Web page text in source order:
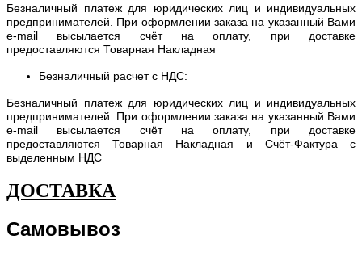
Безналичный платеж для юридических лиц и индивидуальных
предпринимателей. При оформлении заказа на указанный Вами
e-mail высылается счёт на оплату, при доставке
предоставляются Товарная Накладная
Безналичный расчет с НДС:
Безналичный платеж для юридических лиц и индивидуальных
предпринимателей. При оформлении заказа на указанный Вами
e-mail высылается счёт на оплату, при доставке
предоставляются Товарная Накладная и Счёт-Фактура с
выделенным НДС
ДОСТАВКА
Самовывоз